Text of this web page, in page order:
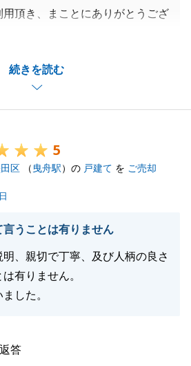
続きを読む
用頂き、まことにありがとうござ
は色々とお悩みになる事も多かっ
I様のご協力を頂けましたおかげ
けたと思っております。
めます。
いいたします。
閉じる
5
区 （ 曳舟駅）の 戸建て を ご売却
言うことは有りません
、親切で丁寧、及び人柄の良さ
有りません。
した。
答